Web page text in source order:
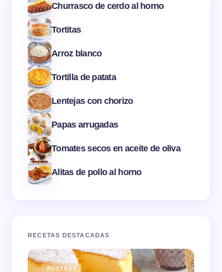
Churrasco de cerdo al horno
Tortitas
Arroz blanco
Tortilla de patata
Lentejas con chorizo
Papas arrugadas
Tomates secos en aceite de oliva
Alitas de pollo al horno
RECETAS DESTACADAS
POSTRES